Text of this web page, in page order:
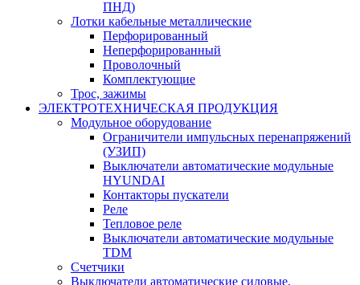
ПНД)
Лотки кабельные металлические
Перфорированный
Неперфорированный
Проволочный
Комплектующие
Трос, зажимы
ЭЛЕКТРОТЕХНИЧЕСКАЯ ПРОДУКЦИЯ
Модульное оборудование
Ограничители импульсных перенапряжений
(УЗИП)
Выключатели автоматические модульные
HYUNDAI
Контакторы пускатели
Реле
Тепловое реле
Выключатели автоматические модульные
TDM
Счетчики
Выключатели автоматические силовые,